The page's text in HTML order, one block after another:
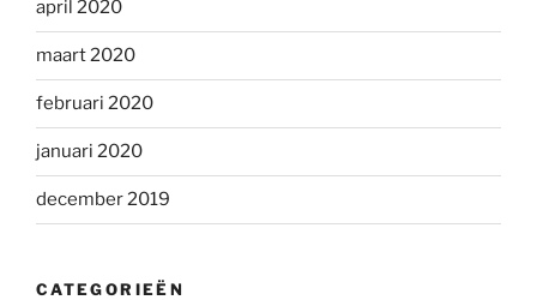
april 2020
maart 2020
februari 2020
januari 2020
december 2019
CATEGORIEËN